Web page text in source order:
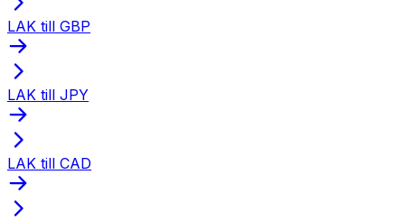
LAK till GBP
LAK till JPY
LAK till CAD